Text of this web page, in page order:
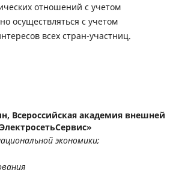
отношений с учетом
осуществляться с учетом
всех стран-участниц.
Всероссийская академия внешней
экономики;